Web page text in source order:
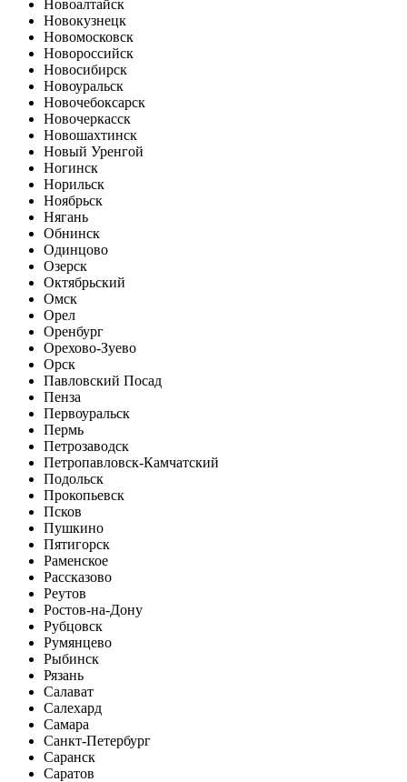
Новоалтайск
Новокузнецк
Новомосковск
Новороссийск
Новосибирск
Новоуральск
Новочебоксарск
Новочеркасск
Новошахтинск
Новый Уренгой
Ногинск
Норильск
Ноябрьск
Нягань
Обнинск
Одинцово
Озерск
Октябрьский
Омск
Орел
Оренбург
Орехово-Зуево
Орск
Павловский Посад
Пенза
Первоуральск
Пермь
Петрозаводск
Петропавловск-Камчатский
Подольск
Прокопьевск
Псков
Пушкино
Пятигорск
Раменское
Рассказово
Реутов
Ростов-на-Дону
Рубцовск
Румянцево
Рыбинск
Рязань
Салават
Салехард
Самара
Санкт-Петербург
Саранск
Саратов